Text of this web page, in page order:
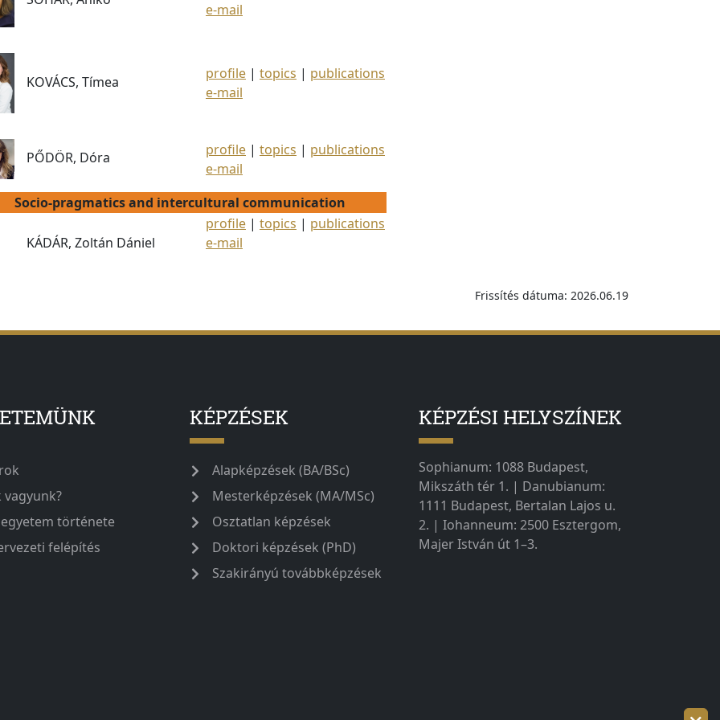
e-mail
KOVÁCS, Tímea profile | topics | publications
e-mail
PŐDÖR, Dóra profile | topics | publications
e-mail
Socio-pragmatics and intercultural communication
KÁDÁR, Zoltán Dániel
profile | topics | publications
e-mail
Frissítés dátuma: 2026.06.19
vagyunk?
története
felépítés
KÉPZÉSEK
Alapképzések (BA/BSc)
Mesterképzések (MA/MSc)
Osztatlan képzések
Doktori képzések (PhD)
Szakirányú továbbképzések
KÉPZÉSI HELYSZÍNEK
Sophianum: 1088 Budapest,
Mikszáth tér 1. | Danubianum:
1111 Budapest, Bertalan Lajos u.
2. | Iohanneum: 2500 Esztergom,
Majer István út 1–3.